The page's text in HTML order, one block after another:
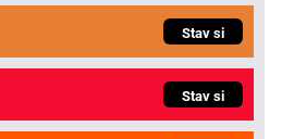
Stav si
Stav si